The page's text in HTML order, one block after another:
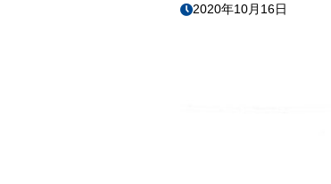
2020年10月16日